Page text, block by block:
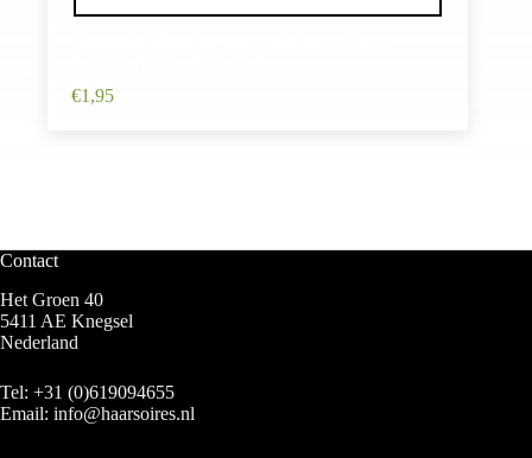
€1,95
Contact
Het Groen 40
5411 AE Knegsel
Nederland
Tel: +31 (0)619094655
Email: info@haarsoires.nl